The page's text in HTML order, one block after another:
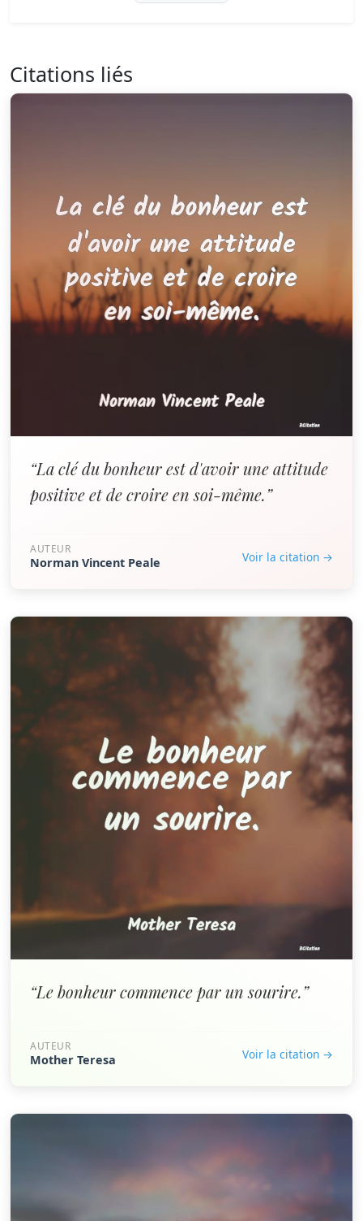
Citations liés
“La clé du bonheur est d'avoir une attitude
positive et de croire en soi-même.”
AUTEUR
Norman Vincent Peale Voir la citation →
“Le bonheur commence par un sourire.”
AUTEUR
Mother Teresa Voir la citation →